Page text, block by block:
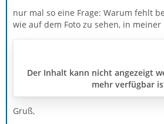
nur mal so eine Frage: Warum fehlt
wie auf dem Foto zu sehen, in
Der Inhalt kann nicht angezeigt
mehr verfügbar
Gruß,